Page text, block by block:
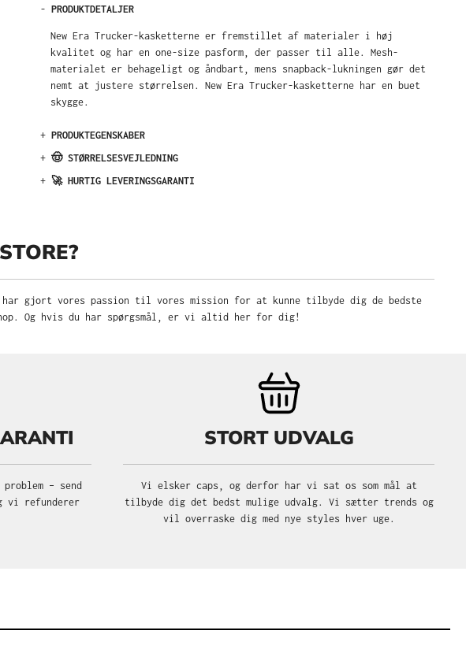
- PRODUKTDETALJER
New Era Trucker-kasketterne er fremstillet af materialer i høj
kvalitet og har en one-size pasform, der passer til alle. Mesh-
materialet er behageligt og åndbart, mens snapback-lukningen gør det
nemt at justere størrelsen. New Era Trucker-kasketterne har en buet
skygge.
+ PRODUKTEGENSKABER
+ 🤠 STØRRELSESVEJLEDNING
+ 🚀 HURTIG LEVERINGSGARANTI
har gjort vores passion til vores mission for at kunne tilbyde dig de bedste
Og hvis du har spørgsmål, er vi altid her for dig!
– send
vi refunderer
STORT UDVALG
Vi elsker caps, og derfor har vi sat os som mål at
tilbyde dig det bedst mulige udvalg. Vi sætter trends og
vil overraske dig med nye styles hver uge.